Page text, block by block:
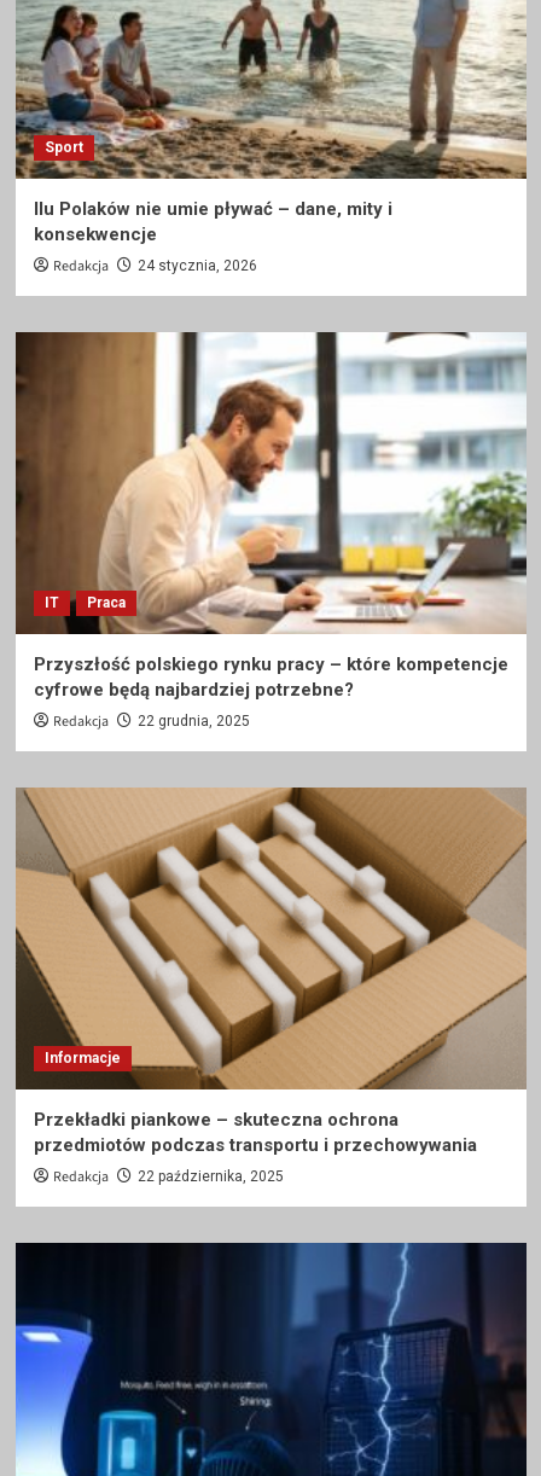
Sport
Ilu Polaków nie umie pływać – dane, mity i
konsekwencje
Redakcja 24 stycznia, 2026
IT Praca
Przyszłość polskiego rynku pracy – które kompetencje
cyfrowe będą najbardziej potrzebne?
Redakcja 22 grudnia, 2025
Informacje
Przekładki piankowe – skuteczna ochrona
przedmiotów podczas transportu i przechowywania
Redakcja 22 października, 2025